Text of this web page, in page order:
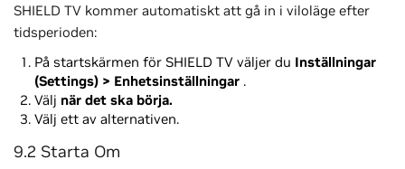
SHIELD TV kommer automatiskt att gå in i viloläge efter
tidsperioden:
På startskärmen för SHIELD TV väljer du Inställningar
(Settings) > Enhetsinställningar .
Välj när det ska börja.
Välj ett av alternativen.
9.2 Starta Om